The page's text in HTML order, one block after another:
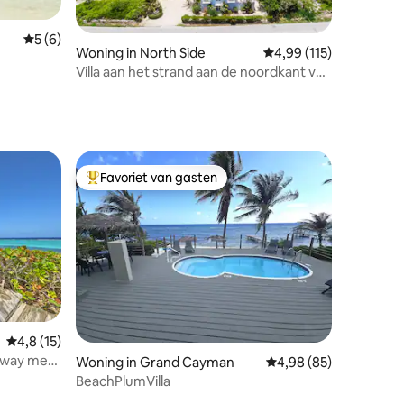
Gemiddelde beoordeling van 5 uit 5, 6 recensies
5 (6)
Woning in North Side Gemiddelde
4,99 (115)
Villa aan het strand aan de noordkant van
Gemiddelde beoordeling van 4,8 uit 5, 15 recensies
4,8 (15)
met
Topfavoriet van gasten
Favoriet van gasten
Woning in Grand Cayman Gemiddelde
4,98 (85)
BeachPlumVilla